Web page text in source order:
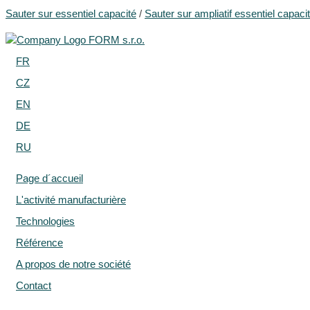
Sauter sur essentiel capacité / Sauter sur ampliatif essentiel
FR
CZ
EN
DE
RU
Page d´accueil
L'activité manufacturière
Technologies
Référence
A propos de notre société
Contact